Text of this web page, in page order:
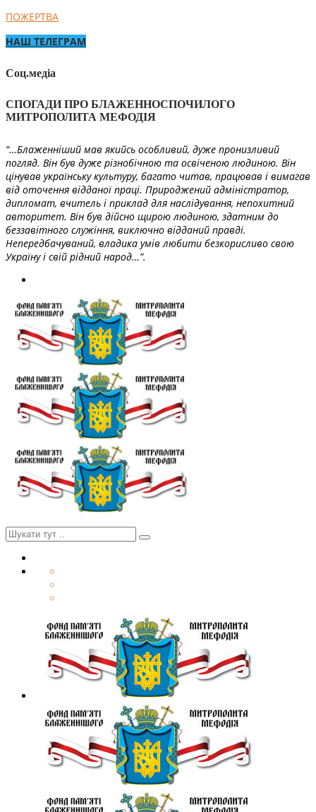
ПОЖЕРТВА
НАШ ТЕЛЕГРАМ
Соц.медіа
СПОГАДИ ПРО БЛАЖЕННОСПОЧИЛОГО
МИТРОПОЛИТА МЕФОДІЯ
“…Блаженніший мав якийсь особливий, дуже пронизливий
погляд. Він був дуже різнобічною та освіченою людиною. Він
цінував українську культуру, багато читав, працював і вимагав
від оточення відданої праці. Природжений адміністратор,
дипломат, вчитель і приклад для наслідування, непохитний
авторитет. Він був дійсно щирою людиною, здатним до
беззавітного служіння, виключно відданий правді.
Непередбачуваний, владика умів любити безкорисливо свою
Україну і свій рідний народ…”.